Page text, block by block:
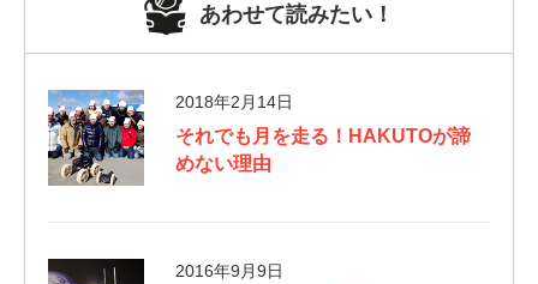
あわせて読みたい！
2018年2月14日
それでも月を走る！HAKUTOが諦
めない理由
2016年9月9日